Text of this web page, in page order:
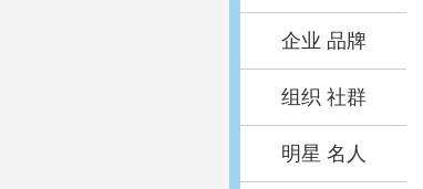
企业 品牌
组织 社群
明星 名人